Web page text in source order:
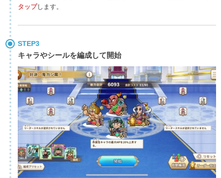
タップします。
STEP3
キャラやシールを編成して開始